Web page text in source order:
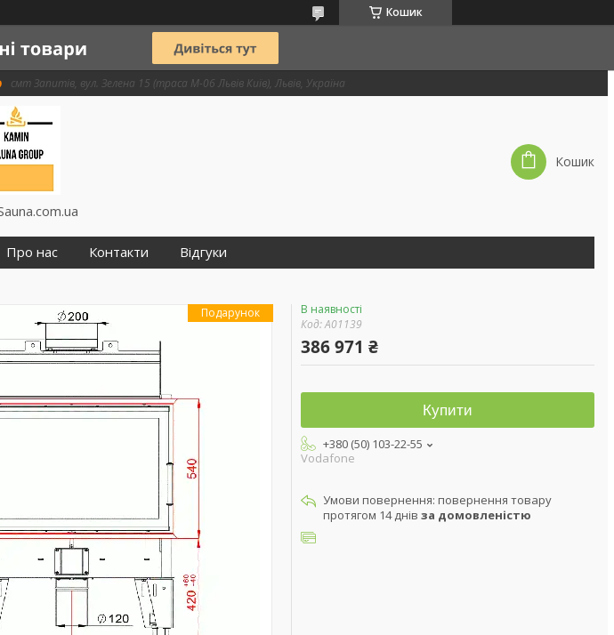
Кошик
смт Запитів, вул. Зелена 15 (траса М-06 Львів Київ), Львів, Україна
Кошик
Про нас Контакти Відгуки
Подарунок
В наявності
Код:А01139
386 971 ₴
Купити
+380 (50) 103-22-55
Vodafone
повернення товару
протягом 14 днів за домовленістю